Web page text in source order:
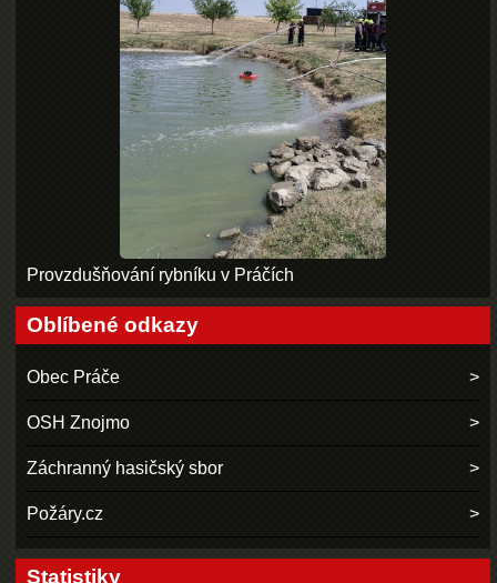
Provzdušňování rybníku v Práčích
Oblíbené odkazy
Obec Práče
OSH Znojmo
Záchranný hasičský sbor
Požáry.cz
Statistiky